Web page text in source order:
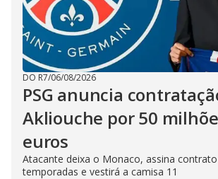
DO R7/06/08/2026
PSG anuncia
Akliouche por 50
euros
Atacante deixa o Monaco, assina
temporadas e vestirá a camisa 11